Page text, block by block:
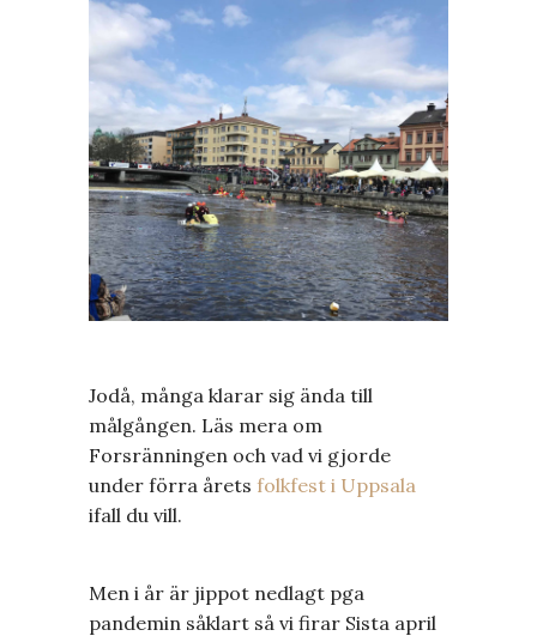
Jodå, många klarar sig ända till
målgången. Läs mera om
Forsränningen och vad vi gjorde
under förra årets folkfest i Uppsala
ifall du vill.
Men i år är jippot nedlagt pga
pandemin såklart så vi firar Sista april